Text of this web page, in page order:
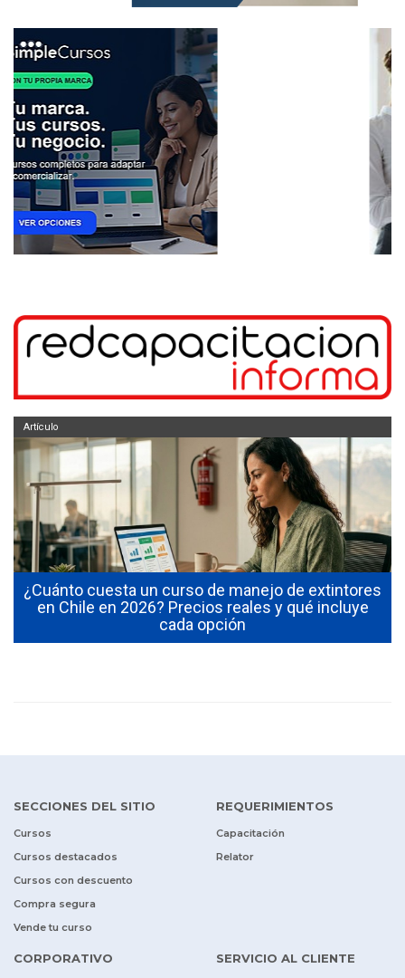
¿Cuánto cuesta un curso de manejo de extintores
en Chile en 2026? Precios reales y qué incluye
cada opción
Artículo
SECCIONES DEL SITIO
Cursos
Cursos destacados
Cursos con descuento
Compra segura
Vende tu curso
REQUERIMIENTOS
Capacitación
Relator
CORPORATIVO SERVICIO AL CLIENTE